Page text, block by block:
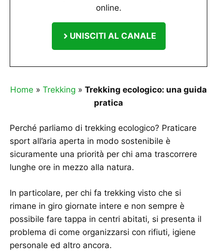
online.
UNISCITI AL CANALE
Home » Trekking » Trekking ecologico: una guida
pratica
Perché parliamo di trekking ecologico? Praticare
sport all’aria aperta in modo sostenibile è
sicuramente una priorità per chi ama trascorrere
lunghe ore in mezzo alla natura.
In particolare, per chi fa trekking visto che si
rimane in giro giornate intere e non sempre è
possibile fare tappa in centri abitati, si presenta il
problema di come organizzarsi con rifiuti, igiene
personale ed altro ancora.